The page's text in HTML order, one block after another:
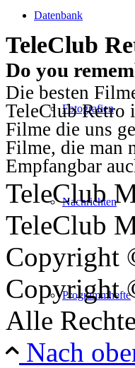
Datenbank
Fotografien
Nachrichten
Programmhefte
TeleClub
Do you
Die besten
TeleClub Retro
Filme die uns
Filme, die man
Empfangbar
TeleClub
TeleClub
Copyright
Copyright
Alle
Nach